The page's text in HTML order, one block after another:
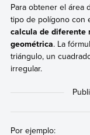
Para obtener el área
tipo de polígono con
calcula de diferente
geométrica. La
triángulo, un
irregular.
Por ejemplo: